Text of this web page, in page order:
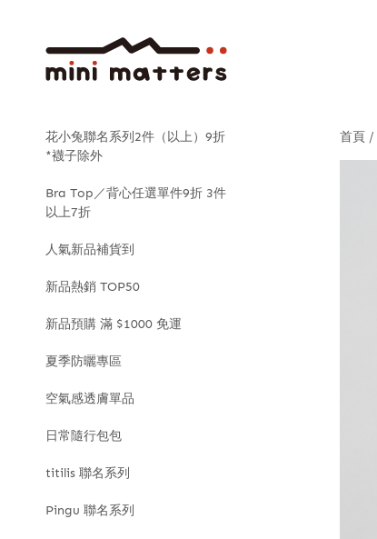
花小兔聯名系列2件（以上）9折
*襪子除外
Bra Top／背心任選單件9折 3件
以上7折
人氣新品補貨到
新品熱銷 TOP50
新品預購 滿 $1000 免運
夏季防曬專區
空氣感透膚單品
日常隨行包包
titilis 聯名系列
Pingu 聯名系列
首頁